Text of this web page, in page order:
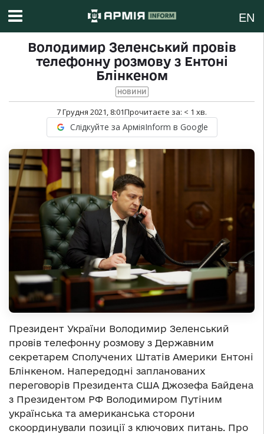
EN
Володимир Зеленський провів
телефонну розмову з Ентоні
Блінкеном
НОВИНИ
7 Грудня 2021, 8:01Прочитаєте за: < 1 хв.
Слідкуйте за АрміяInform в Google
Президент України Володимир Зеленський
провів телефонну розмову з Державним
секретарем Сполучених Штатів Америки Ентоні
Блінкеном. Напередодні запланованих
переговорів Президента США Джозефа Байдена
з Президентом РФ Володимиром Путіним
українська та американська сторони
скоординували позиції з ключових питань. Про